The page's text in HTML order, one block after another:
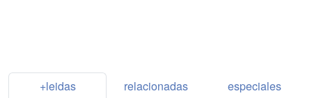
+leidas relacionadas
especiales